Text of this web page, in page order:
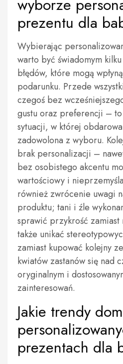
wyborze
prezentu dla
Wybierając
warto być świadomym
błędów, które mogą
podarunku. Przede
czegoś bez
gustu oraz preferencji –
sytuacji, w której
zadowolona z wyboru.
brak personalizacji –
bez osobistego akcentu
wartościowy i
również zwrócenie uwagi
produktu; tani i źle
sprawić przykrość zamiast
także unikać
zamiast kupować kolejny
kwiatów zastanów się nad
oryginalnym i
zainteresowań.
Jakie trendy
prezentach dla